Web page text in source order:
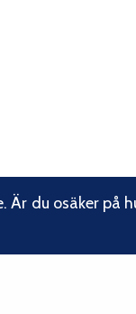
du osäker på